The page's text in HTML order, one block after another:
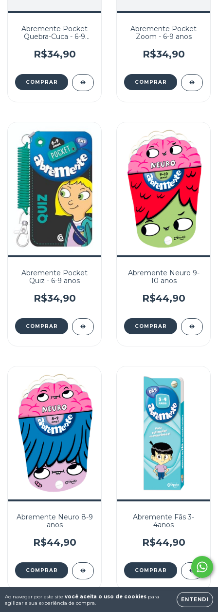
Ao navegar por este site você aceita o uso de cookies para
agilizar a sua experiência de compra.
ENTENDI
Abremente Pocket
Quebra-Cuca - 6-9
R$34,90
Abremente Pocket
Zoom - 6-9 anos
R$34,90
Abremente Pocket
Quiz - 6-9 anos
R$34,90
Abremente Neuro 9-
10 anos
R$44,90
Abremente Neuro 8-9
anos
R$44,90
Abremente Fãs 3-
4anos
R$44,90